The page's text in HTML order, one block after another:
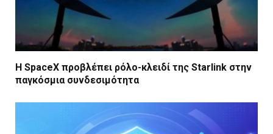
Η SpaceX προβλέπει ρόλο-κλειδί της Starlink στην
παγκόσμια συνδεσιμότητα